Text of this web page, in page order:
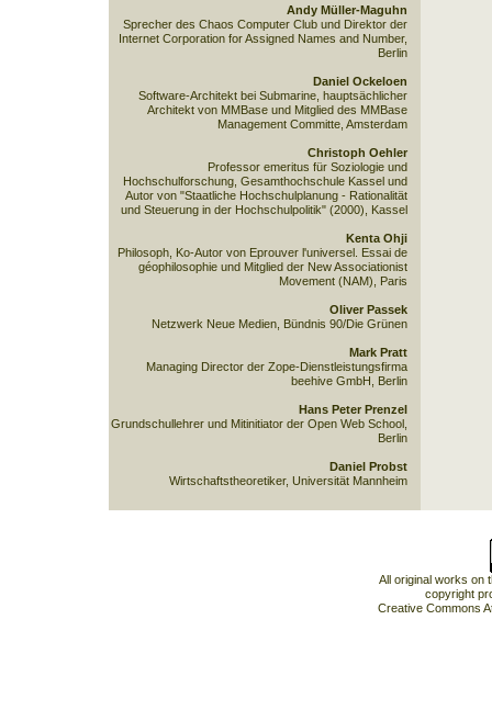
Andy Müller-Maguhn
Sprecher des Chaos Computer Club und Direktor der
Internet Corporation for Assigned Names and Number,
Berlin
Daniel Ockeloen
Software-Architekt bei Submarine, hauptsächlicher
Architekt von MMBase und Mitglied des MMBase
Management Committe, Amsterdam
Christoph Oehler
Professor emeritus für Soziologie und
Hochschulforschung, Gesamthochschule Kassel und
Autor von "Staatliche Hochschulplanung - Rationalität
und Steuerung in der Hochschulpolitik" (2000), Kassel
Kenta Ohji
Philosoph, Ko-Autor von Eprouver l'universel. Essai de
géophilosophie und Mitglied der New Associationist
Movement (NAM), Paris
Oliver Passek
Netzwerk Neue Medien, Bündnis 90/Die Grünen
Mark Pratt
Managing Director der Zope-Dienstleistungsfirma
beehive GmbH, Berlin
Hans Peter Prenzel
Grundschullehrer und Mitinitiator der Open Web School,
Berlin
Daniel Probst
Wirtschaftstheoretiker, Universität Mannheim
All original works on
copyright
Creative Commons